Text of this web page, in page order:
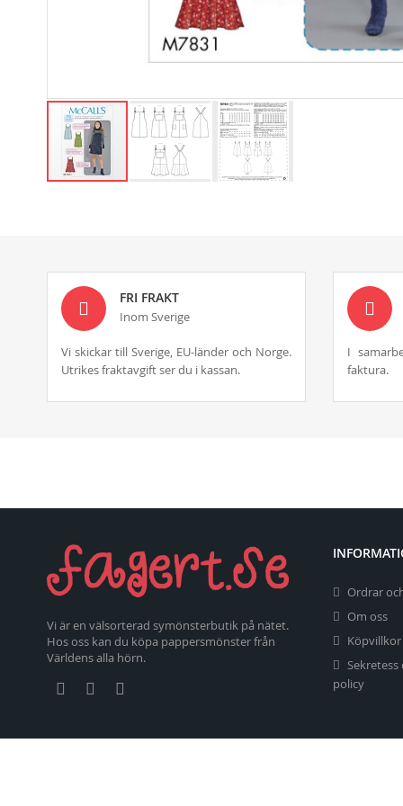
the
images
gallery
FRI FRAKT
Inom Sverige
Vi skickar till Sverige, EU-länder och Norge.
Utrikes fraktavgift ser du i kassan.
I
faktura.
Vi är en välsorterad symönsterbutik på nätet.
Hos oss kan du köpa pappersmönster från
Världens alla hörn.
Ordrar
Om oss
Köpvillkor
Sekretess
policy